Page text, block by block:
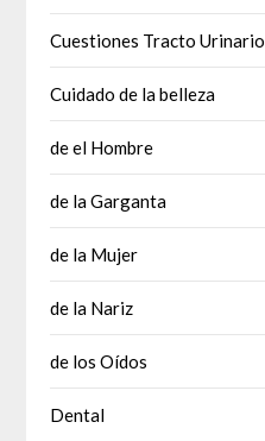
Cuestiones Tracto Urinario
Cuidado de la belleza
de el Hombre
de la Garganta
de la Mujer
de la Nariz
de los Oídos
Dental